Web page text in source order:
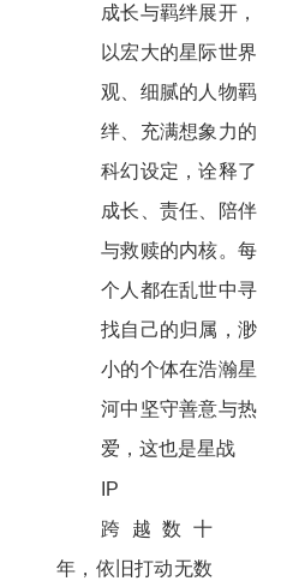
成长与羁绊展开，
以宏大的星际世界
观、细腻的人物羁
绊、充满想象力的
科幻设定，诠释了
成长、责任、陪伴
与救赎的内核。每
个人都在乱世中寻
找自己的归属，渺
小的个体在浩瀚星
河中坚守善意与热
爱，这也是星战
IP
跨越数十
年，依旧打动无数